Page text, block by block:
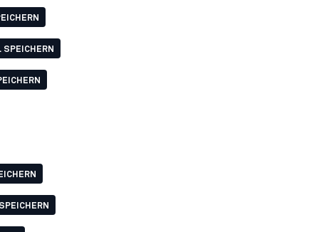
SPEICHERN